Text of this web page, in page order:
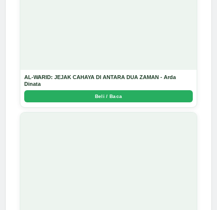
AL-WARID: JEJAK CAHAYA DI ANTARA DUA ZAMAN - Arda
Dinata
Beli / Baca